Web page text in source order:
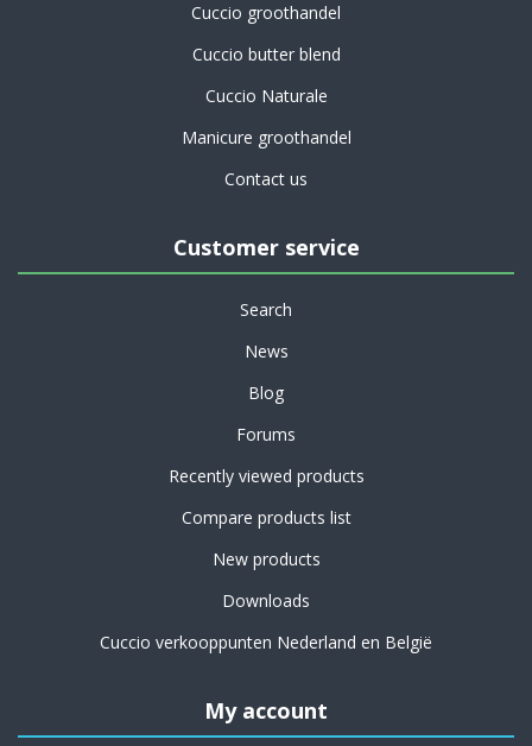
Cuccio groothandel
Cuccio butter blend
Cuccio Naturale
Manicure groothandel
Contact us
Customer service
Search
News
Blog
Forums
Recently viewed products
Compare products list
New products
Downloads
Cuccio verkooppunten Nederland en België
My account